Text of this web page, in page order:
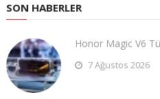
SON HABERLER
Honor Magic V6
7 Ağustos 2026